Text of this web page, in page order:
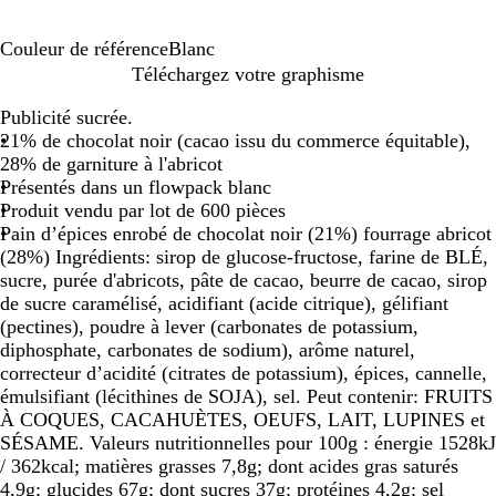
Couleur de référenceBlanc
a
n
c
Téléchargez votre graphisme
Publicité sucrée.
21% de chocolat noir (cacao issu du commerce équitable),
28% de garniture à l'abricot
Présentés dans un flowpack blanc
Produit vendu par lot de 600 pièces
Pain d’épices enrobé de chocolat noir (21%) fourrage abricot
(28%) Ingrédients: sirop de glucose-fructose, farine de BLÉ,
sucre, purée d'abricots, pâte de cacao, beurre de cacao, sirop
de sucre caramélisé, acidifiant (acide citrique), gélifiant
(pectines), poudre à lever (carbonates de potassium,
diphosphate, carbonates de sodium), arôme naturel,
correcteur d’acidité (citrates de potassium), épices, cannelle,
émulsifiant (lécithines de SOJA), sel. Peut contenir: FRUITS
À COQUES, CACAHUÈTES, OEUFS, LAIT, LUPINES et
SÉSAME. Valeurs nutritionnelles pour 100g : énergie 1528kJ
/ 362kcal; matières grasses 7,8g; dont acides gras saturés
4,9g; glucides 67g; dont sucres 37g; protéines 4,2g; sel